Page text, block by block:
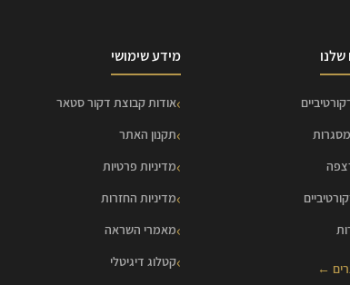
←
מידע שימושי
אודות קבוצת דקור סטאר
תקנון האתר
מדיניות פרטיות
מדיניות החזרות
מאמרי השראה
קטלוג דיגיטלי